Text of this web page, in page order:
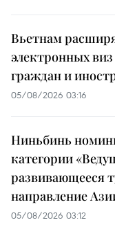
Вьетнам
электронных
граждан и
05/08/2026 03:16
Ниньбинь
категории
развивающееся
направление
05/08/2026 03:12